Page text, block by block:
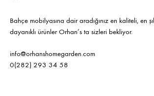
Bahçe mobilyasına dair aradığınız en kaliteli, en
dayanıklı ürünler Orhan’s ta sizleri bekliyor.
info@orhanshomegarden.com
0(282) 293 34 58